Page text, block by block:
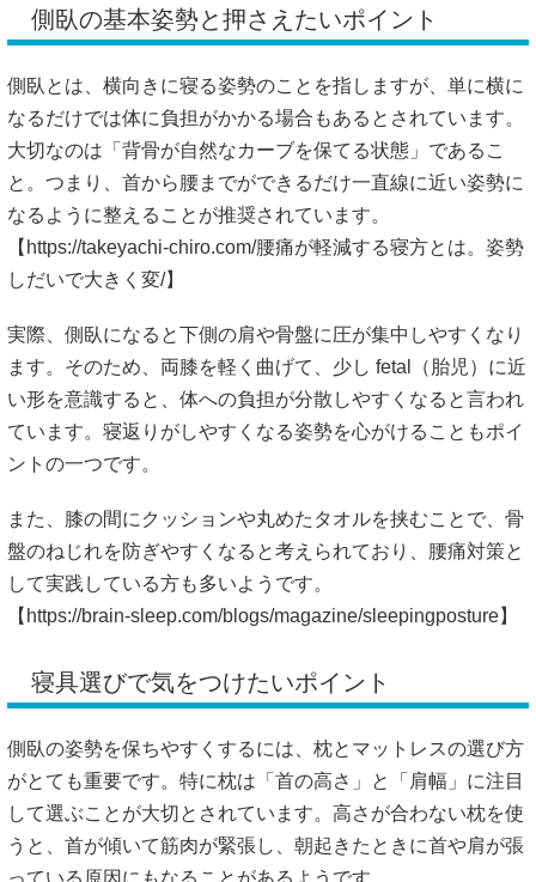
側臥の基本姿勢と押さえたいポイント
側臥とは、横向きに寝る姿勢のことを指しますが、単に横に
なるだけでは体に負担がかかる場合もあるとされています。
大切なのは「背骨が自然なカーブを保てる状態」であるこ
と。つまり、首から腰までができるだけ一直線に近い姿勢に
なるように整えることが推奨されています。
【 https://takeyachi-chiro.com/腰痛が軽減する寝方とは。姿勢
しだいで大きく変/】
実際、側臥になると下側の肩や骨盤に圧が集中しやすくなり
ます。そのため、両膝を軽く曲げて、少し fetal（胎児）に近
い形を意識すると、体への負担が分散しやすくなると言われ
ています。寝返りがしやすくなる姿勢を心がけることもポイ
ントの一つです。
また、膝の間にクッションや丸めたタオルを挟むことで、骨
盤のねじれを防ぎやすくなると考えられており、腰痛対策と
して実践している方も多いようです。
【 https://brain-sleep.com/blogs/magazine/sleepingposture】
寝具選びで気をつけたいポイント
側臥の姿勢を保ちやすくするには、枕とマットレスの選び方
がとても重要です。特に枕は「首の高さ」と「肩幅」に注目
して選ぶことが大切とされています。高さが合わない枕を使
うと、首が傾いて筋肉が緊張し、朝起きたときに首や肩が張